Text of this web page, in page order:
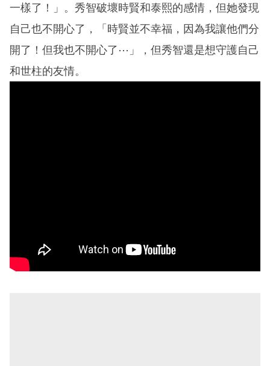
一樣了！」。秀智破壞時賢和泰熙的感情，但她發現
自己也不開心了，「時賢並不幸福，因為我讓他們分
開了！但我也不開心了⋯」，但秀智還是想守護自己
和世柱的友情。